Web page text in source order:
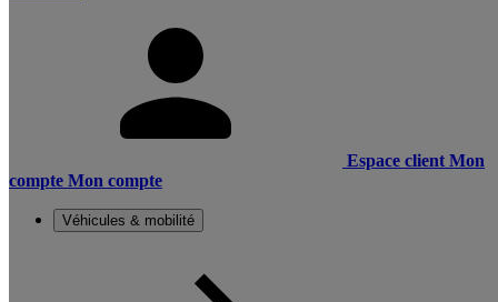
Espace client Mon
compte Mon compte
Véhicules & mobilité